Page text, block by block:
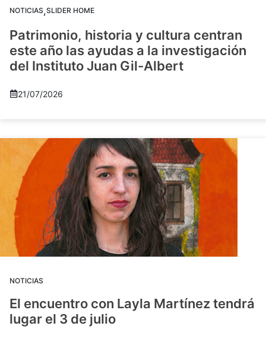
NOTICIAS,SLIDER HOME
Patrimonio, historia y cultura centran
este año las ayudas a la investigación
del Instituto Juan Gil-Albert
21/07/2026
NOTICIAS
El encuentro con Layla Martínez tendrá
lugar el 3 de julio